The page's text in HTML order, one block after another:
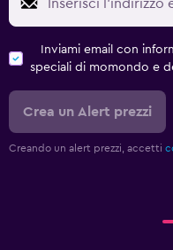
Inviami email con
speciali di momondo e
Crea un Alert prezzi
Creando un alert prezzi, accetti